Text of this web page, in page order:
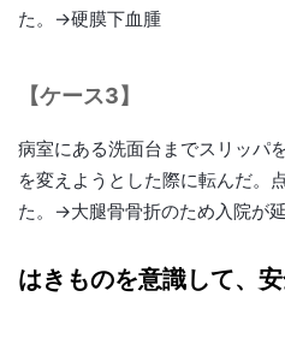
た。→硬膜下血腫
【ケース3】
病室にある洗面台までスリッパ
を変えようとした際に転んだ。
た。→大腿骨骨折のため入院が
はきものを意識して、